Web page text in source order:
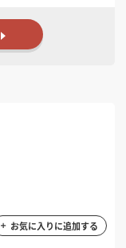
お気に入りに追加する